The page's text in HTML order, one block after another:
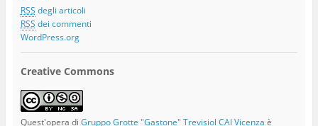
RSS degli articoli
RSS dei commenti
WordPress.org
Creative Commons
Quest'opera di Gruppo Grotte "Gastone" Trevisiol CAI Vicenza è